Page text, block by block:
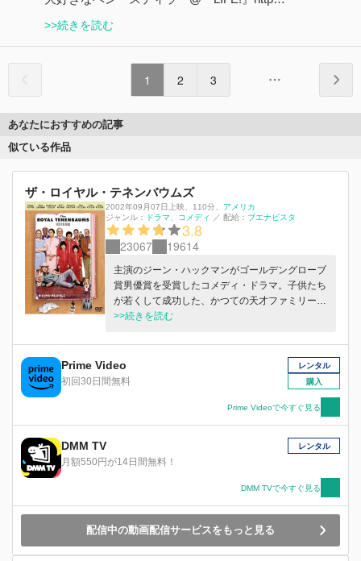
>>続きを読む
1 2 3
あなたにおすすめの記事
似ている作品
ザ・ロイヤル・テネンバウムズ
2002年09月07日上映 110分
アメリカ
ジャンル：
ドラマ コメディ ／ 配給： ブエナビスタ
3.8
23067 19614
主演のジーン・ハックマンがゴールデングローブ
賞男優賞を受賞したコメディ・ドラマ。子供たち
が若くして成功した、かつての天才ファミリーの
崩壊と共同生活をする中で家族が次第に絆を取り
>>続きを読む
Prime Video
初回30日間無料
レンタル
購入
Prime Videoで今すぐ見る
DMM TV
月額550円が14日間無料！
レンタル
DMM TVで今すぐ見る
配信中の動画配信サービスをもっと見る